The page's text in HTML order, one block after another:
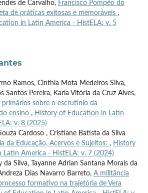
de Carvalho, Francisco Pompêo do
de práticas exitosas e memoráveis ,
in Latin America - HistELA: v. 5
Ramos, Cinthia Mota Medeiros Silva,
Santos Pereira, Karla Vitória da Cruz Alves,
primários sobre o escrutínio da
ensino , History of Education in Latin
v. 8 (2025)
Cardoso , Cristiane Batista da Silva
da Educação, Acervos e Sujeitos: , History
Latin America - HistELA: v. 7 (2024)
da Silva, Tayanne Adrian Santana Morais da
Dias Navarro Barreto, A militância
formativo na trajetória de Vera